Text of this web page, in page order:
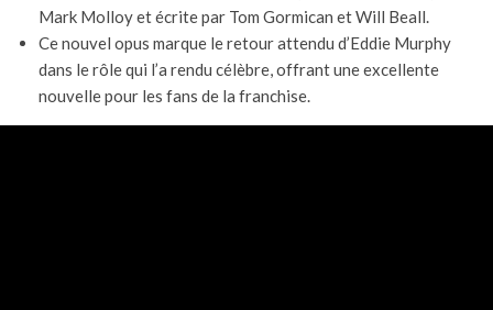
Mark Molloy et écrite par Tom Gormican et Will Beall.
Ce nouvel opus marque le retour attendu d’Eddie Murphy
dans le rôle qui l’a rendu célèbre, offrant une excellente
nouvelle pour les fans de la franchise.